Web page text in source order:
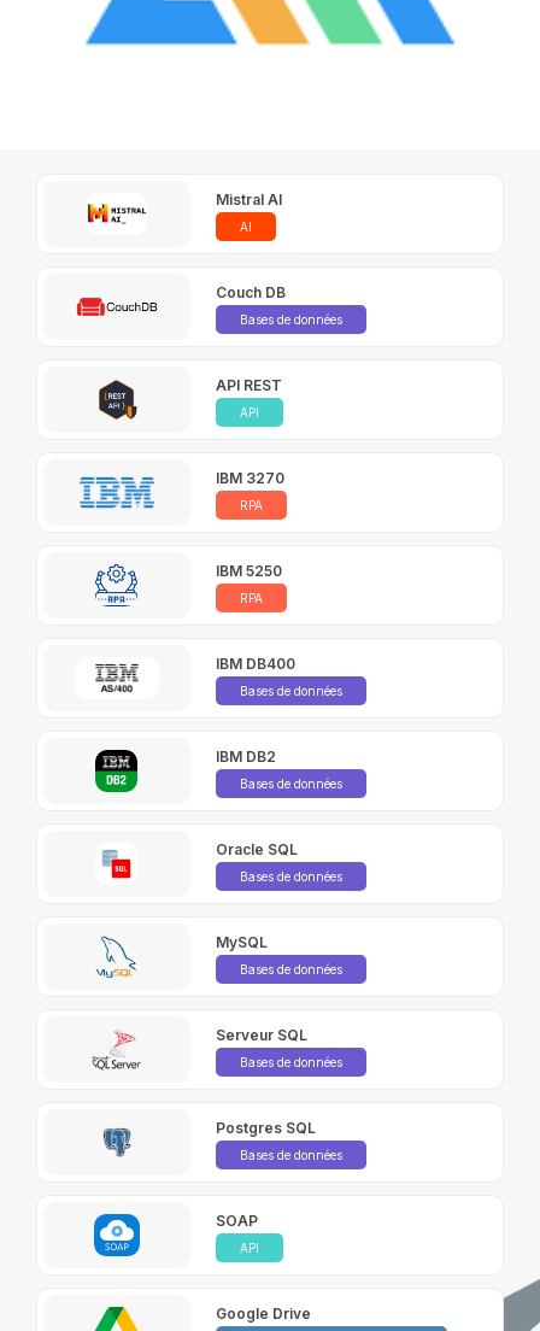
Mistral AI
AI
Couch DB
Bases de données
API REST
API
IBM 3270
RPA
IBM 5250
RPA
IBM DB400
Bases de données
IBM DB2
Bases de données
Oracle SQL
Bases de données
MySQL
Bases de données
Serveur SQL
Bases de données
Postgres SQL
Bases de données
SOAP
API
Google Drive